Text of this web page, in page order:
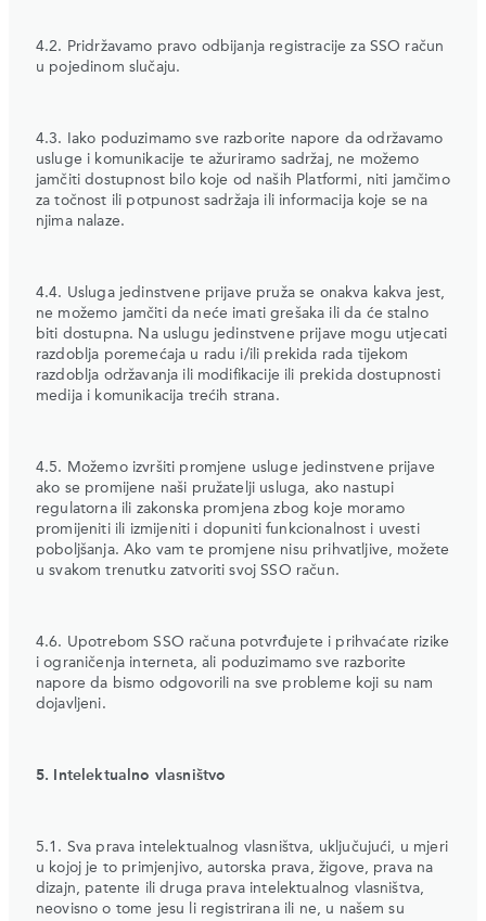
4.2. Pridržavamo pravo odbijanja registracije za SSO račun
u pojedinom slučaju.
4.3. Iako poduzimamo sve razborite napore da održavamo
usluge i komunikacije te ažuriramo sadržaj, ne možemo
jamčiti dostupnost bilo koje od naših Platformi, niti jamčimo
za točnost ili potpunost sadržaja ili informacija koje se na
njima nalaze.
4.4. Usluga jedinstvene prijave pruža se onakva kakva jest,
ne možemo jamčiti da neće imati grešaka ili da će stalno
biti dostupna. Na uslugu jedinstvene prijave mogu utjecati
razdoblja poremećaja u radu i/ili prekida rada tijekom
razdoblja održavanja ili modifikacije ili prekida dostupnosti
medija i komunikacija trećih strana.
4.5. Možemo izvršiti promjene usluge jedinstvene prijave
ako se promijene naši pružatelji usluga, ako nastupi
regulatorna ili zakonska promjena zbog koje moramo
promijeniti ili izmijeniti i dopuniti funkcionalnost i uvesti
poboljšanja. Ako vam te promjene nisu prihvatljive, možete
u svakom trenutku zatvoriti svoj SSO račun.
4.6. Upotrebom SSO računa potvrđujete i prihvaćate rizike
i ograničenja interneta, ali poduzimamo sve razborite
napore da bismo odgovorili na sve probleme koji su nam
dojavljeni.
5. Intelektualno vlasništvo
5.1. Sva prava intelektualnog vlasništva, uključujući, u mjeri
u kojoj je to primjenjivo, autorska prava, žigove, prava na
dizajn, patente ili druga prava intelektualnog vlasništva,
neovisno o tome jesu li registrirana ili ne, u našem su